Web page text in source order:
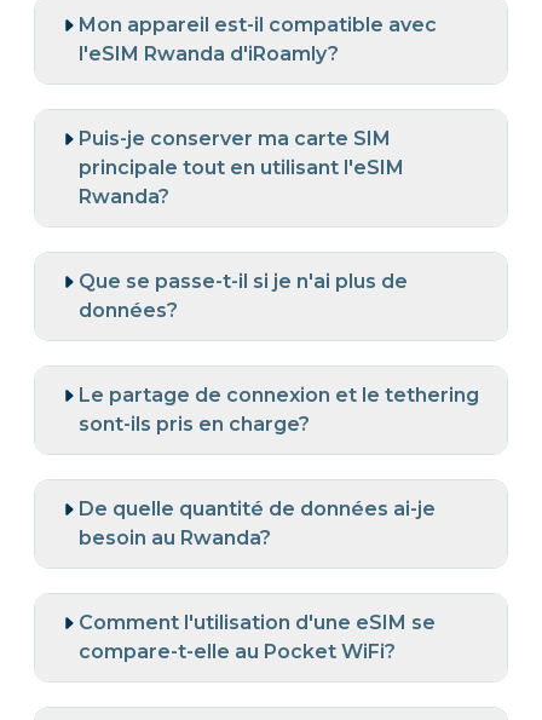
Mon appareil est-il compatible avec
l'eSIM Rwanda d'iRoamly?
Puis-je conserver ma carte SIM
principale tout en utilisant l'eSIM
Rwanda?
Que se passe-t-il si je n'ai plus de
données?
Le partage de connexion et le tethering
sont-ils pris en charge?
De quelle quantité de données ai-je
besoin au Rwanda?
Comment l'utilisation d'une eSIM se
compare-t-elle au Pocket WiFi?